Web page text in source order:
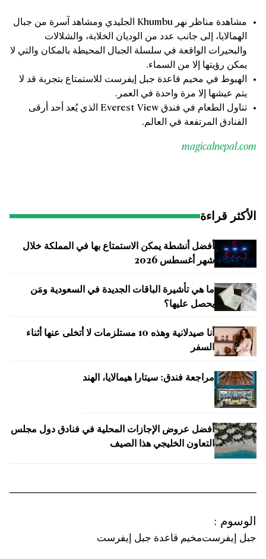
مشاهدة مناظر نهر Khumbu الجليدي ومشاهد آسرة من جبال
الهمالايا، إلى جانب عدد من الوديان الخلابة، والشلالات
والبحيرات الواقعة في سلسلة الجبال المحيطة بالمكان والتي لا
يمكن رؤيتها إلا من السماء.
الهبوط في مخيم قاعدة جبل إيفرست للاستمتاع بتجربة قد لا
يتم عيشها إلا مرة واحدة في العمر.
تناول الطعام في فندق Everest View الذي يُعد أحد أرقى
الفنادق المرتفعة في العالم.
magicalnepal.com
الأكثر قراءة
أفضل أنشطة يمكن الاستمتاع بها في المملكة خلال
شهر أغسطس 2026
ما هي تأشيرة الباقات الجديدة في السعودية ومَن
يحصل عليها؟
أنا صيدلانية وهذه 10 مستلزمات لا أتخلى عنها أثناء
السفر
مراجعة فندق: سيتارا هيمالايا، الهند
أفضل عروض الإجازات المحلية في فنادق دول مجلس
التعاون الخليجي هذا الصيف
الوسوم :
جبل إيفرستمخيم قاعدة جبل إيفرست